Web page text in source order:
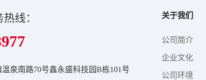
线：
泉南路70号鑫永盛科技园B栋101号
关于我们
公司简介
企业文化
公司环境